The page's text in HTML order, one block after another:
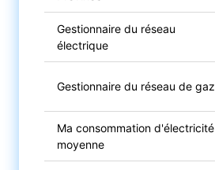
Gestionnaire du réseau
électrique
Gestionnaire du réseau de gaz
Ma consommation d'électricité
moyenne